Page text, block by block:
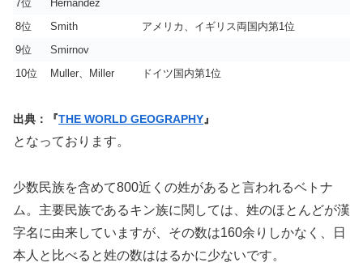
7位
Hernandez
8位
Smith
アメリカ、イギリス両国内第1位
9位
Smirnov
10位
Muller、Miller ドイツ国内第1位
出典：『THE WORLD GEOGRAPHY』
となっております。
少数民族を含めて800近くの姓があると言われるベトナ
ム。主要民族であるキン族に関しては、姓のほとんどが漢
字名に由来していますが、その数は160余りしかなく、日
本人と比べると姓の数ははるかに少ないです。